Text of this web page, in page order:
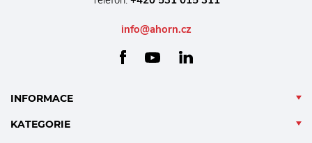
info@ahorn.cz
facebook youtube
INFORMACE
KATEGORIE